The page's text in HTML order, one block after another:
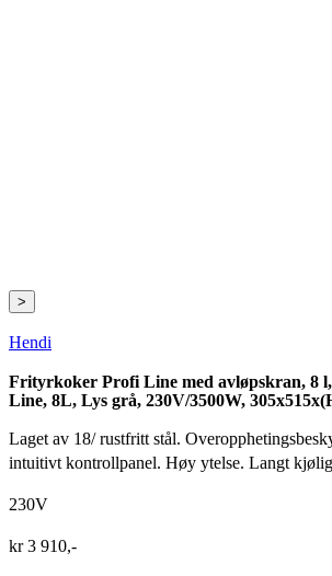
>
Hendi
Frityrkoker Profi Line med avløpskran, 8
Line, 8L, Lys grå, 230V/3500W,
Laget av 18/ rustfritt stål.
intuitivt kontrollpanel. Høy ytelse. Langt
230V
kr3 910,-